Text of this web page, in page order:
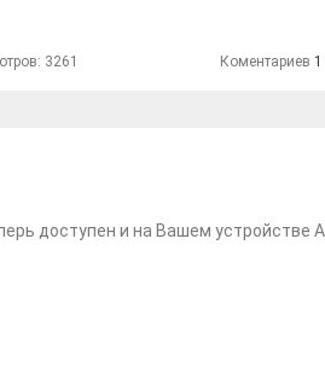
3261 Коментариев 1
доступен и на Вашем устройстве